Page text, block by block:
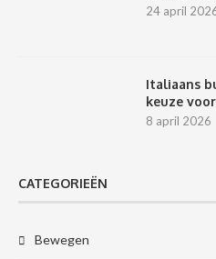
24 april
Italiaans
keuze
8 april 2026
CATEGORIEËN
Bewegen